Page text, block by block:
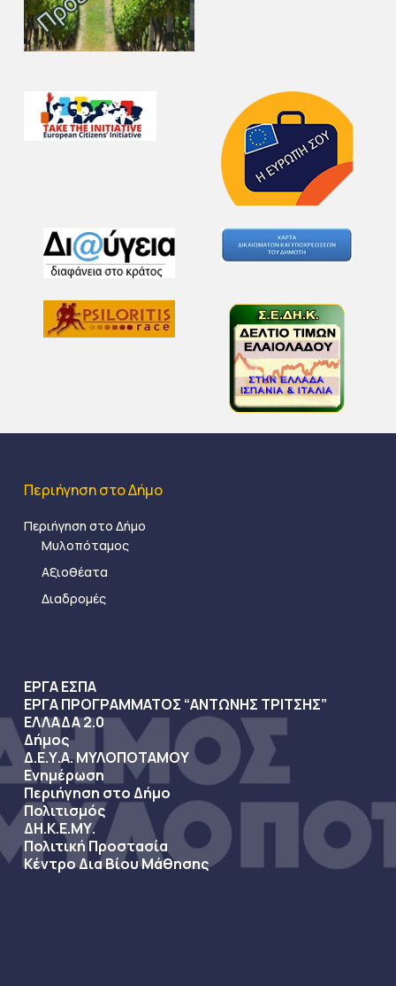
Περιήγηση στο Δήμο
Περιήγηση στο Δήμο
Μυλοπόταμος
Αξιοθέατα
Διαδρομές
ΕΡΓΑ ΕΣΠΑ
ΕΡΓΑ ΠΡΟΓΡΑΜΜΑΤΟΣ “ΑΝΤΩΝΗΣ ΤΡΙΤΣΗΣ”
ΕΛΛΑΔΑ 2.0
Δήμος
Δ.Ε.Υ.Α. ΜΥΛΟΠΟΤΑΜΟΥ
Ενημέρωση
Περιήγηση στο Δήμο
Πολιτισμός
ΔΗ.Κ.Ε.ΜΥ.
Πολιτική Προστασία
Κέντρο Δια Βίου Μάθησης